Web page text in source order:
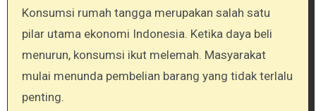
Konsumsi rumah tangga merupakan salah satu
pilar utama ekonomi Indonesia. Ketika daya beli
menurun, konsumsi ikut melemah. Masyarakat
mulai menunda pembelian barang yang tidak terlalu
penting.